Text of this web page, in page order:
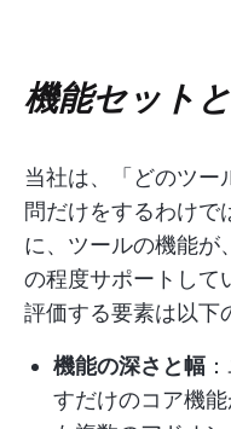
機能セット
当社は、「どのツー
問だけをするわけで
に、ツールの機能が
の程度サポートして
評価する要素は以下
機能の深さと幅
すだけのコア機